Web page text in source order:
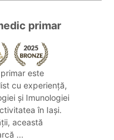
primar
este
cu experiență,
și Imunologiei
în Iași.
această
...